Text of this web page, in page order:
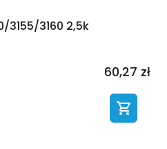
3155/3160 2,5k
60,27 zł